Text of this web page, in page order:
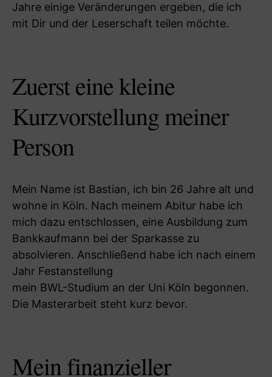
Jahre einige Veränderungen ergeben, die ich
mit Dir und der Leserschaft teilen möchte.
Zuerst eine kleine
Kurzvorstellung meiner
Person
Mein Name ist Bastian, ich bin 26 Jahre alt und
wohne in Köln. Nach meinem Abitur habe ich
mich dazu entschlossen, eine Ausbildung zum
Bankkaufmann bei der Sparkasse zu
absolvieren. Anschließend habe ich nach einem
Jahr Festanstellung
mein BWL-Studium an der Uni Köln begonnen.
Die Masterarbeit steht kurz bevor.
Mein finanzieller